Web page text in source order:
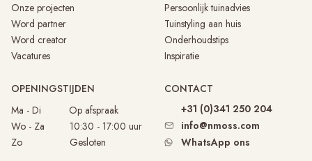
Onze projecten
Word partner
Word creator
Vacatures
Persoonlijk tuinadvies
Tuinstyling aan huis
Onderhoudstips
Inspiratie
OPENINGSTIJDEN
Ma - Di Op afspraak
Wo - Za 10:30 - 17:00 uur
Zo Gesloten
CONTACT
+31 (0)341 250 204
info@nmoss.com
WhatsApp ons